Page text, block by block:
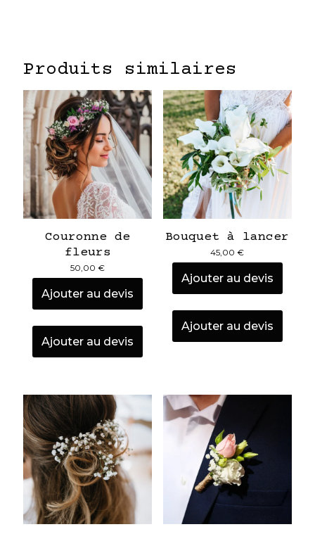
Produits similaires
Couronne de
fleurs
50,00€
Ajouter au devis
Ajouter au devis
Bouquet à lancer
45,00€
Ajouter au devis
Ajouter au devis